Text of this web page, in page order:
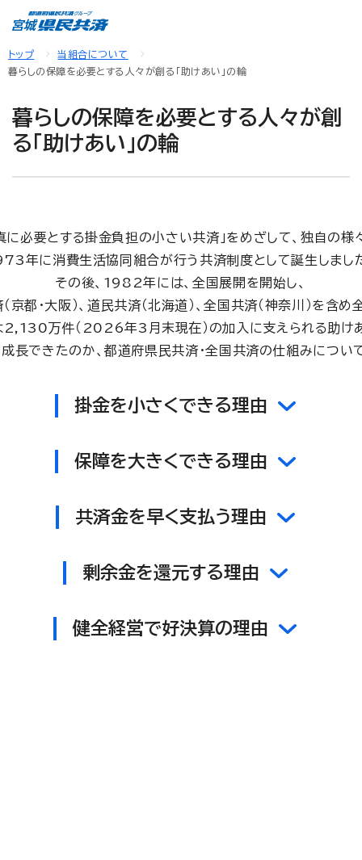
トップ
当組合について
暮らしの保障を必要とする人々が創る「助けあい」の輪
暮らしの保障を必要とする人々が創
る「助けあい」の輪
に必要とする掛金負担の小さい共済」をめざして、独自の様
年に消費生活協同組合が行う共済制度として誕生しまし
その後、1982年には、全国展開を開始し、
京都・大阪）、道民共済（北海道）、全国共済（神奈川）を
万件（2026年3月末現在）の加入に支えられる助け
長できたのか、都道府県民共済・全国共済の仕組みについ
掛金を小さくできる理由
保障を大きくできる理由
共済金を早く支払う理由
剰余金を還元する理由
健全経営で好決算の理由